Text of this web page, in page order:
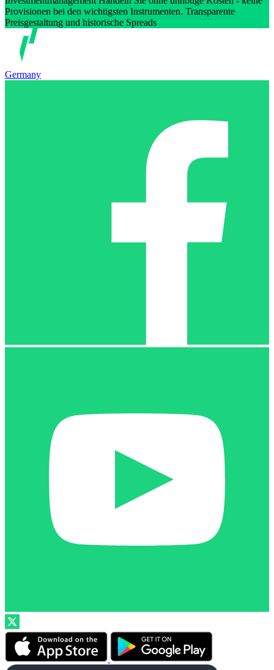
Provisionen bei den wichtigsten Instrumenten. Transparente
Preisgestaltung und historische Spreads
Germany